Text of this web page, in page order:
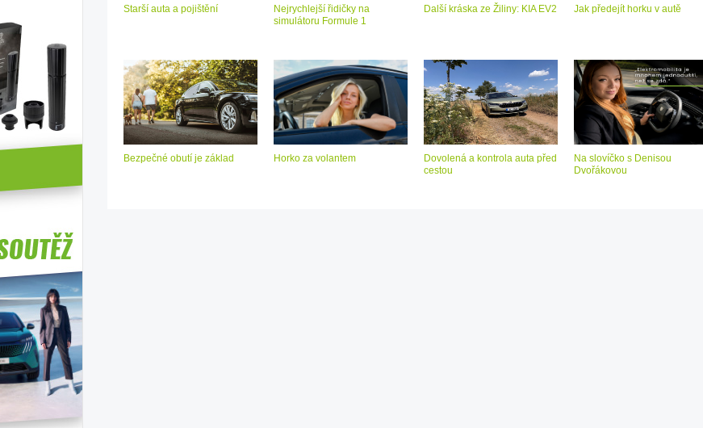
Starší auta a pojištění
Nejrychlejší řidičky na
simulátoru Formule 1
Další kráska ze Žiliny: KIA EV2 Jak předejít horku v autě
Bezpečné obutí je základ Horko za volantem
Dovolená a kontrola auta před
cestou
Na slovíčko s Denisou
Dvořákovou